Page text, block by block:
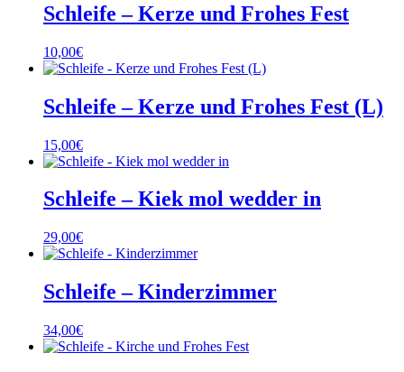
Schleife – Kerze und Frohes Fest
10,00€
Schleife – Kerze und Frohes Fest (L)
15,00€
Schleife – Kiek mol wedder in
29,00€
Schleife – Kinderzimmer
34,00€